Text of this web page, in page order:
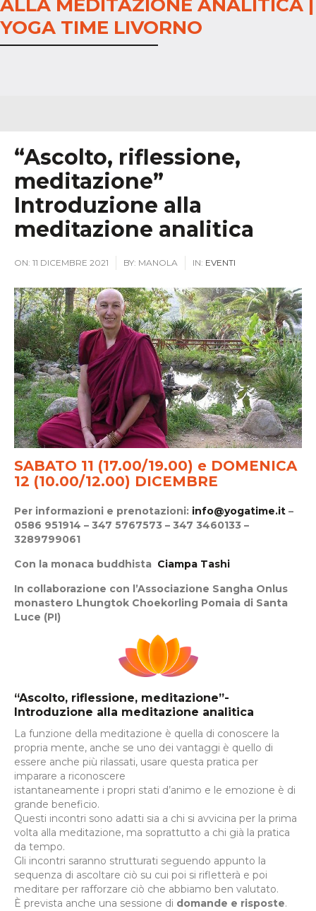
ALLA MEDITAZIONE ANALITICA |
YOGA TIME LIVORNO
“Ascolto, riflessione,
meditazione”
Introduzione alla
meditazione analitica
ON: 11 DICEMBRE 2021 BY: MANOLA IN: EVENTI
SABATO 11 (17.00/19.00) e DOMENICA
12 (10.00/12.00) DICEMBRE
Per informazioni e prenotazioni: info@yogatime.it –
0586 951914 – 347 5767573 – 347 3460133 –
3289799061
Con la monaca buddhista Ciampa Tashi
In collaborazione con l’Associazione Sangha Onlus
monastero Lhungtok Choekorling Pomaia di Santa
Luce (PI)
“Ascolto, riflessione, meditazione”-
Introduzione alla meditazione analitica
La funzione della meditazione è quella di conoscere la
propria mente, anche se uno dei vantaggi è quello di
essere anche più rilassati, usare questa pratica per
imparare a riconoscere
istantaneamente i propri stati d’animo e le emozione è di
grande beneficio.
Questi incontri sono adatti sia a chi si avvicina per la prima
volta alla meditazione, ma soprattutto a chi già la pratica
da tempo.
Gli incontri saranno strutturati seguendo appunto la
sequenza di ascoltare ciò su cui poi si rifletterà e poi
meditare per rafforzare ciò che abbiamo ben valutato.
È prevista anche una sessione di domande e risposte.